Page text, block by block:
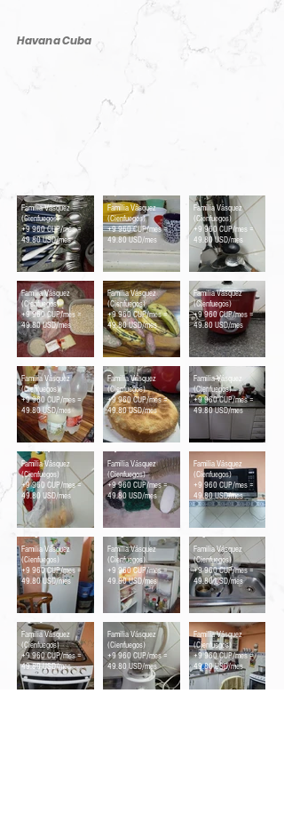
Havana Cuba
Familia Vásquez
(Cienfuegos)
+9 960 CUP/mes =
49.80 USD/mes
Familia Vásquez
(Cienfuegos)
+9 960 CUP/mes =
49.80 USD/mes
Familia Vásquez
(Cienfuegos)
+9 960 CUP/mes =
49.80 USD/mes
Familia Vásquez
(Cienfuegos)
+9 960 CUP/mes =
49.80 USD/mes
Familia Vásquez
(Cienfuegos)
+9 960 CUP/mes =
49.80 USD/mes
Familia Vásquez
(Cienfuegos)
+9 960 CUP/mes =
49.80 USD/mes
Familia Vásquez
(Cienfuegos)
+9 960 CUP/mes =
49.80 USD/mes
Plato especial -
Familia Vásquez
(Cienfuegos)
+9 960 CUP/mes =
49.80 USD/mes
Familia Vásquez
(Cienfuegos)
+9 960 CUP/mes =
49.80 USD/mes
Familia Vásquez
(Cienfuegos)
+9 960 CUP/mes =
49.80 USD/mes
Familia Vásquez
(Cienfuegos)
+9 960 CUP/mes =
49.80 USD/mes
Familia Vásquez
(Cienfuegos)
+9 960 CUP/mes =
49.80 USD/mes
Familia Vásquez
(Cienfuegos)
+9 960 CUP/mes =
49.80 USD/mes
Familia Vásquez
(Cienfuegos)
+9 960 CUP/mes =
49.80 USD/mes
Familia Vásquez
(Cienfuegos)
+9 960 CUP/mes =
49.80 USD/mes
Familia Vásquez
(Cienfuegos)
+9 960 CUP/mes =
49.80 USD/mes
Familia Vásquez
(Cienfuegos)
+9 960 CUP/mes =
49.80 USD/mes
Familia Vásquez
(Cienfuegos)
+9 960 CUP/mes =
49.80 USD/mes